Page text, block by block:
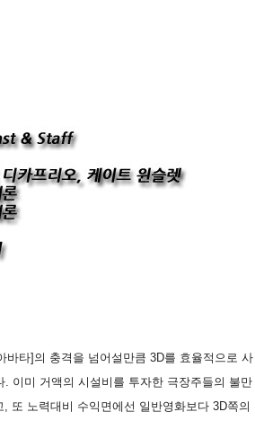
타]의 충격을 넘어설만큼 3D를 효율적으로 사
이미 거액의 시설비를 투자한 극장주들의 불만
또 노력대비 수익면에선 일반영화보다 3D쪽의